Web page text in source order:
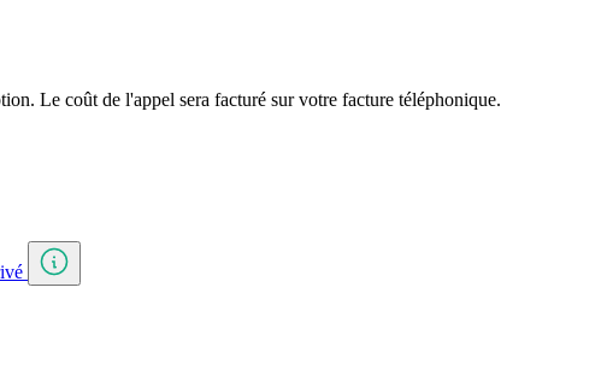
Le coût de l'appel sera facturé sur votre facture téléphonique.